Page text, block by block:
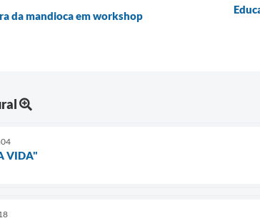
da mandioca em workshop
VIDA"